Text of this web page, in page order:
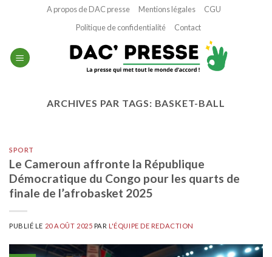
A propos de DAC presse Mentions légales
CGU
Politique de confidentialité
Contact
ARCHIVES PAR TAGS: BASKET-BALL
SPORT
Le Cameroun affronte la République
Démocratique du Congo pour les quarts de
finale de l’afrobasket 2025
PUBLIÉ LE 20 AOÛT 2025 PARL'ÉQUIPE DE REDACTION